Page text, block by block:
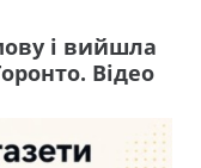
і вийшла
Відео